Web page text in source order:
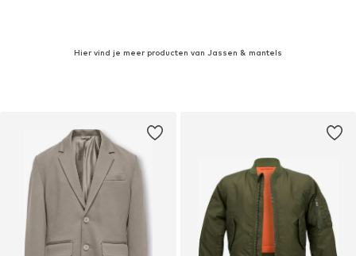
Hier vind je meer producten van Jassen & mantels